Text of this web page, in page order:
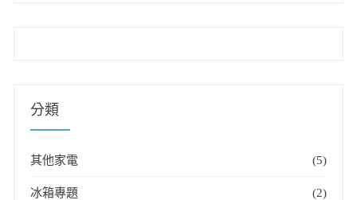
分類
其他家電 (5)
冰箱專題 (2)